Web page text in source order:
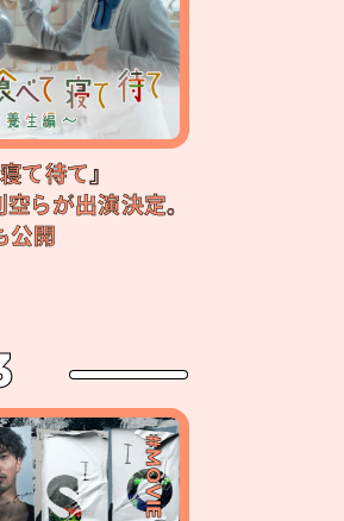
て待て』
らが出演決定。
公開
#MOVIE